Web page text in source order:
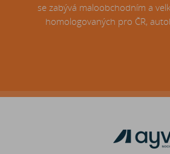
se zabývá maloobchodním a
homologovaných pro ČR,